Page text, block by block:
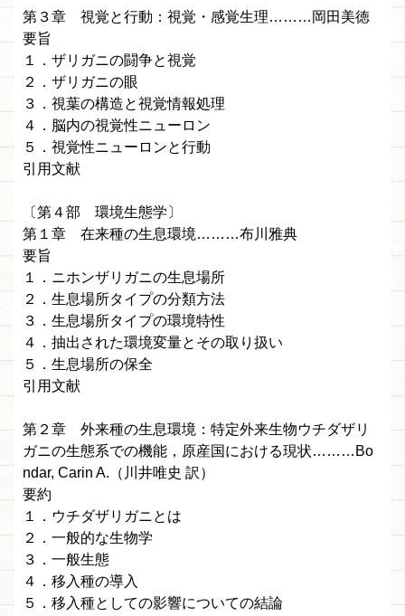
第３章 視覚と行動：視覚・感覚生理………岡田美徳
要旨
１．ザリガニの闘争と視覚
２．ザリガニの眼
３．視葉の構造と視覚情報処理
４．脳内の視覚性ニューロン
５．視覚性ニューロンと行動
引用文献
〔第４部 環境生態学〕
第１章 在来種の生息環境………布川雅典
要旨
１．ニホンザリガニの生息場所
２．生息場所タイプの分類方法
３．生息場所タイプの環境特性
４．抽出された環境変量とその取り扱い
５．生息場所の保全
引用文献
第２章 外来種の生息環境：特定外来生物ウチダザリ
ガニの生態系での機能，原産国における現状………Bo
ndar, Carin A.（川井唯史 訳）
要約
１．ウチダザリガニとは
２．一般的な生物学
３．一般生態
４．移入種の導入
５．移入種としての影響についての結論